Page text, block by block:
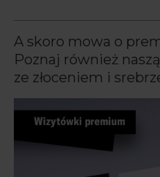
A skoro mowa o
Poznaj również
ze złoceniem i